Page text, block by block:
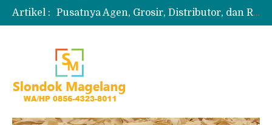
Artikel :
Pusatnya Agen, Grosir, Distributor, dan Reseller Puyur Koin
Produksi Slondok
Jual Puyur Koin Mentah 1 Ball 5 kg